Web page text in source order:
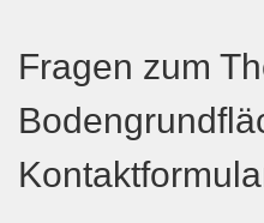
Fragen zum